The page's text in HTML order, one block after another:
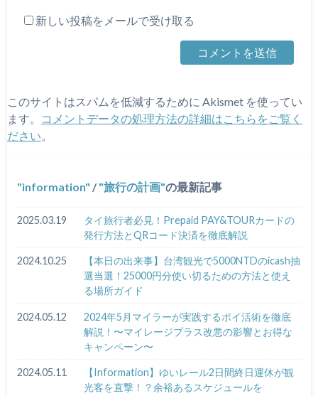
新しい投稿をメールで受け取る
このサイトはスパムを低減するために Akismet を使ってい
ます。
コメントデータの処理方法の詳細はこちらをご覧く
ださい。
information / 旅行の計画 の最新記事
2025.03.19
タイ旅行者必見！Prepaid PAY&TOURカードの
発行方法とQRコード決済を徹底解説
2024.10.25
【本日の出来事】台湾観光で5000NTDのicash抽
選当選！25000円分使い切るための方法と使え
る場所ガイド
2024.05.12
2024年5月マイラーが実践するポイ活術を徹底
解説！〜マイレージプラス改悪の影響とお得な
キャンペーン〜
2024.05.11
【Information】ゆいレール2日間終日運休が観
光客を直撃！？余裕あるスケジュールを